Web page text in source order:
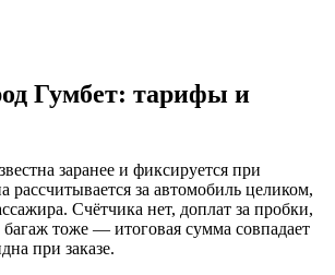
Гумбет: тарифы и
заранее и фиксируется при
рассчитывается за автомобиль целиком,
Счётчика нет, доплат за пробки,
тоже — итоговая сумма совпадает
при заказе.